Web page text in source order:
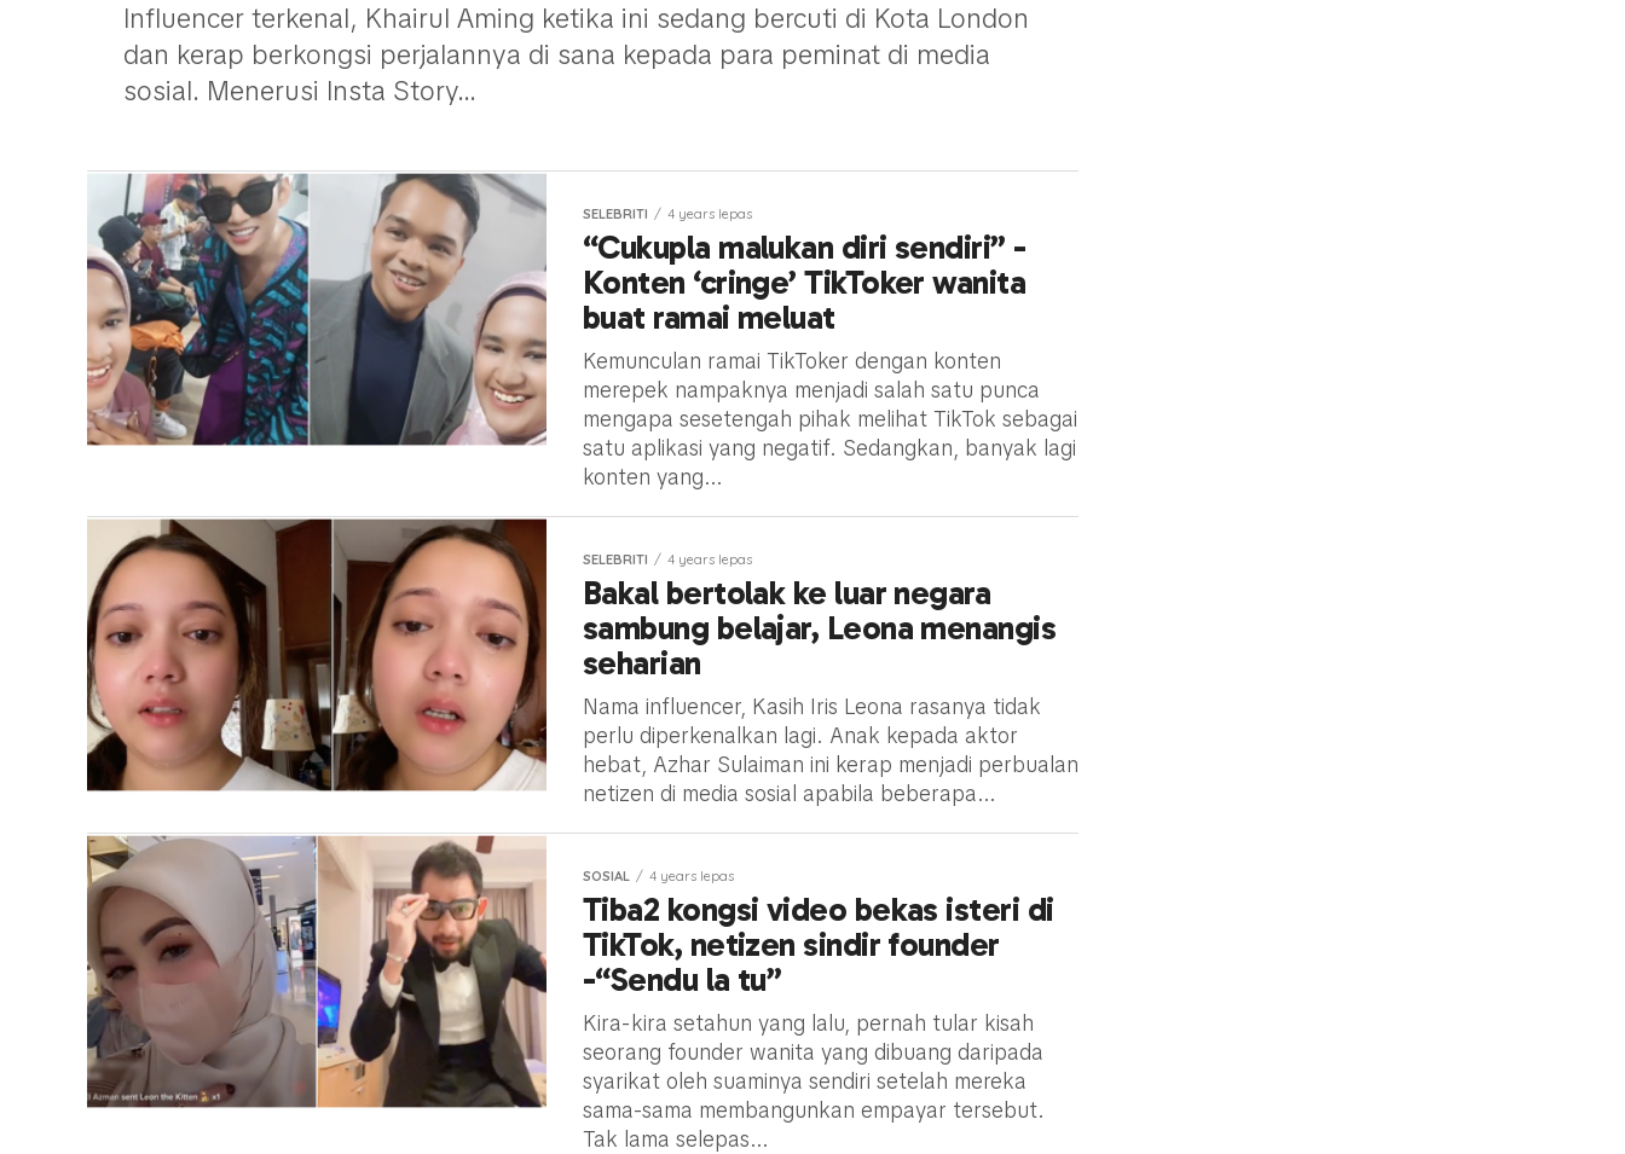
Influencer terkenal, Khairul Aming ketika ini sedang bercuti di Kota London
dan kerap berkongsi perjalannya di sana kepada para peminat di media
sosial. Menerusi Insta Story...
SELEBRITI 4 years lepas
“Cukupla malukan diri sendiri” -
Konten ‘cringe’ TikToker wanita
buat ramai meluat
Kemunculan ramai TikToker dengan konten
merepek nampaknya menjadi salah satu punca
mengapa sesetengah pihak melihat TikTok sebagai
satu aplikasi yang negatif. Sedangkan, banyak lagi
konten yang...
SELEBRITI 4 years lepas
Bakal bertolak ke luar negara
sambung belajar, Leona menangis
seharian
Nama influencer, Kasih Iris Leona rasanya tidak
perlu diperkenalkan lagi. Anak kepada aktor
hebat, Azhar Sulaiman ini kerap menjadi perbualan
netizen di media sosial apabila beberapa...
SOSIAL 4 years lepas
Tiba2 kongsi video bekas isteri di
TikTok, netizen sindir founder
-“Sendu la tu”
Kira-kira setahun yang lalu, pernah tular kisah
seorang founder wanita yang dibuang daripada
syarikat oleh suaminya sendiri setelah mereka
sama-sama membangunkan empayar tersebut.
Tak lama selepas...